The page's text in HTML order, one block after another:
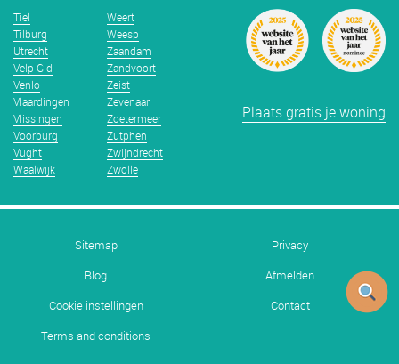
Tiel
Tilburg
Utrecht
Velp Gld
Venlo
Vlaardingen
Vlissingen
Voorburg
Vught
Waalwijk
Weert
Weesp
Zaandam
Zandvoort
Zeist
Zevenaar
Zoetermeer
Zutphen
Zwijndrecht
Zwolle
Plaats gratis je woning
Sitemap
Privacy
Blog
Afmelden
Cookie instellingen
Contact
Terms and conditions